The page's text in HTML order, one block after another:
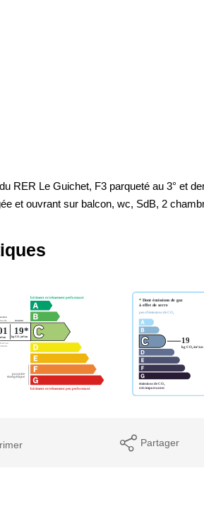
RER Le Guichet, F3 parqueté au 3° et
et ouvrant sur balcon, wc, SdB, 2
Partager